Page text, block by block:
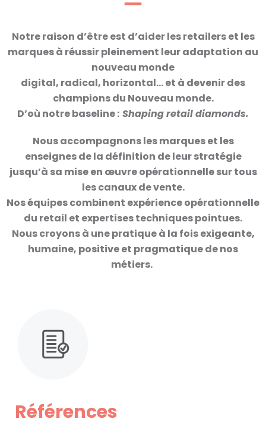
Notre raison d’être est d’aider les retailers et les
marques à réussir pleinement leur adaptation au
nouveau monde
digital, radical, horizontal...et à devenir des
champions du Nouveau monde.
D’où notre baseline : Shaping retail diamonds.
Nous accompagnons les marques et les
enseignes de la définition de leur stratégie
jusqu’à sa mise en œuvre opérationnelle sur tous
les canaux de vente.
Nos équipes combinent expérience opérationnelle
du retail et expertises techniques pointues.
Nous croyons à une pratique à la fois exigeante,
humaine, positive et pragmatique de nos
métiers.
Références